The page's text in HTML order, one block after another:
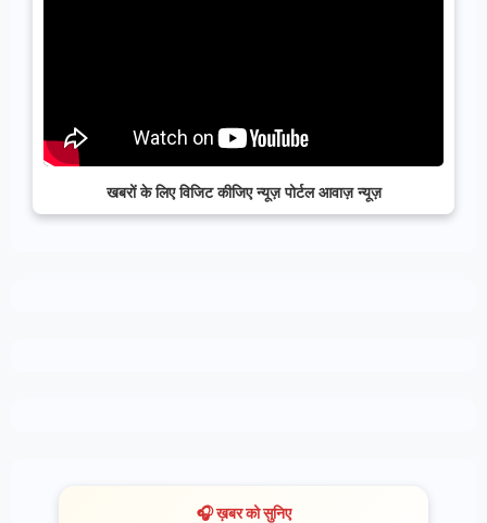
खबरों के लिए विजिट कीजिए न्यूज़ पोर्टल आवाज़ न्यूज़
🎧 ख़बर को सुनिए